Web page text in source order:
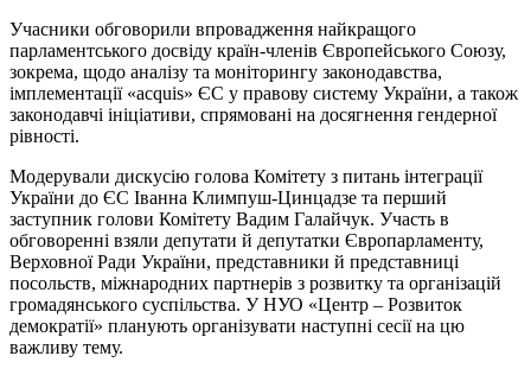
Учасники обговорили впровадження найкращого
парламентського досвіду країн-членів Європейського Союзу,
зокрема, щодо аналізу та моніторингу законодавства,
імплементації «acquis» ЄС у правову систему України, а також
законодавчі ініціативи, спрямовані на досягнення гендерної
рівності.
Модерували дискусію голова Комітету з питань інтеграції
України до ЄС Іванна Климпуш-Цинцадзе та перший
заступник голови Комітету Вадим Галайчук. Участь в
обговоренні взяли депутати й депутатки Європарламенту,
Верховної Ради України, представники й представниці
посольств, міжнародних партнерів з розвитку та організацій
громадянського суспільства. У НУО «Центр – Розвиток
демократії» планують організувати наступні сесії на цю
важливу тему.